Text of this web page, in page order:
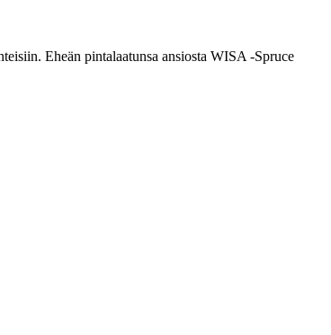
Eheän pintalaatunsa ansiosta WISA -Spruce